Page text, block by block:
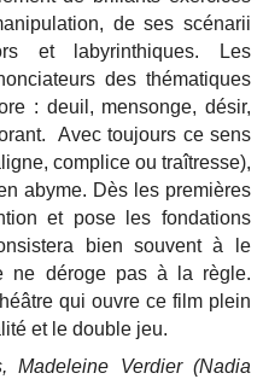
de ses scénarii
et labyrinthiques. Les
des thématiques
: deuil, mensonge, désir,
Avec toujours ce sens
complice ou traîtresse),
abyme. Dès les premières
et pose les fondations
bien souvent à le
ne déroge pas à la règle.
qui ouvre ce film plein
et le double jeu.
Verdier (Nadia